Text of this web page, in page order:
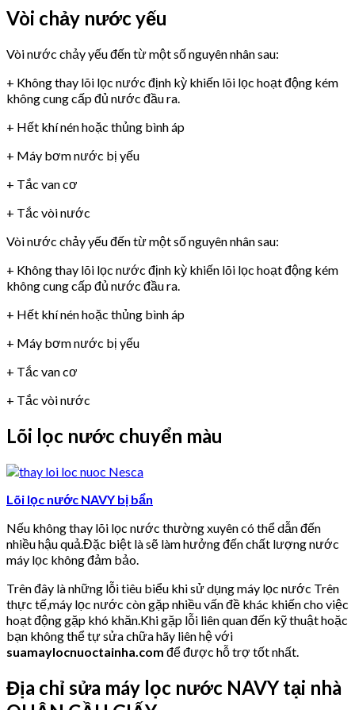
Vòi chảy nước yếu
Vòi nước chảy yếu đến từ một số nguyên nhân sau:
+ Không thay lõi lọc nước định kỳ khiến lõi lọc hoạt động kém
không cung cấp đủ nước đầu ra.
+ Hết khí nén hoặc thủng bình áp
+ Máy bơm nước bị yếu
+ Tắc van cơ
+ Tắc vòi nước
Vòi nước chảy yếu đến từ một số nguyên nhân sau:
+ Không thay lõi lọc nước định kỳ khiến lõi lọc hoạt động kém
không cung cấp đủ nước đầu ra.
+ Hết khí nén hoặc thủng bình áp
+ Máy bơm nước bị yếu
+ Tắc van cơ
+ Tắc vòi nước
Lõi lọc nước chuyển màu
Lõi lọc nước NAVY bị bẩn
Nếu không thay lõi lọc nước thường xuyên có thể dẫn đến
nhiều hậu quả.Đặc biệt là sẽ làm hưởng đến chất lượng nước
máy lọc không đảm bảo.
Trên đây là những lỗi tiêu biểu khi sử dụng máy lọc nước Trên
thực tế,máy lọc nước còn gặp nhiều vấn đề khác khiến cho việc
hoạt động gặp khó khăn.Khi gặp lỗi liên quan đến kỹ thuật hoặc
bạn không thể tự sửa chữa hãy liên hệ với
suamaylocnuoctainha.com để được hỗ trợ tốt nhất.
Địa chỉ sửa máy lọc nước NAVY tại nhà